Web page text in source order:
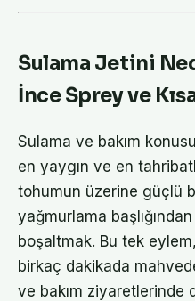
Sulama Jetini
İnce Sprey ve
Sulama ve bakım
en yaygın ve en
tohumun üzerine güçlü
yağmurlama
boşaltmak. Bu tek
birkaç dakikada
ve bakım ziyaretlerinde